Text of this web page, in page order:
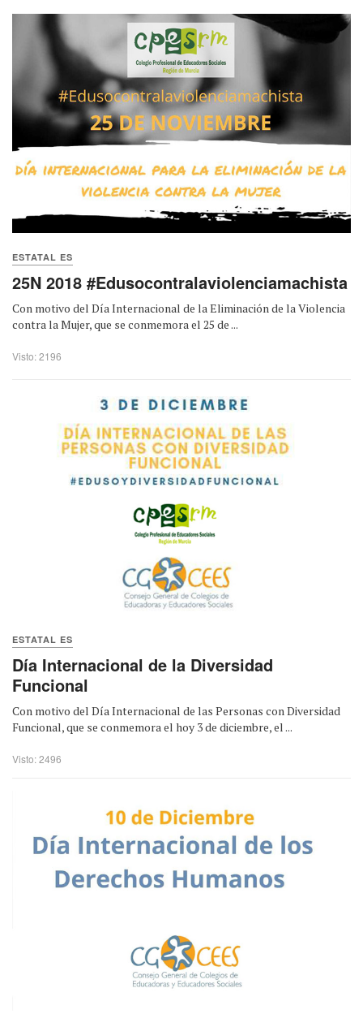
ESTATAL ES
25N 2018 #Edusocontralaviolenciamachista
Con motivo del Día Internacional de la Eliminación de la Violencia
contra la Mujer, que se conmemora el 25 de ...
Visto: 2196
ESTATAL ES
Día Internacional de la Diversidad
Funcional
Con motivo del Día Internacional de las Personas con Diversidad
Funcional, que se conmemora el hoy 3 de diciembre, el ...
Visto: 2496